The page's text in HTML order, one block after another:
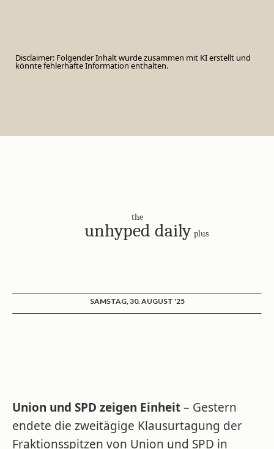
Disclaimer: Folgender Inhalt wurde zusammen mit KI erstellt und
könnte fehlerhafte Information enthalten.
the
unhyped daily plus
SAMSTAG, 30. AUGUST '25
Union und SPD zeigen Einheit– Gestern
endete die zweitägige Klausurtagung der
Fraktionsspitzen von Union und SPD in